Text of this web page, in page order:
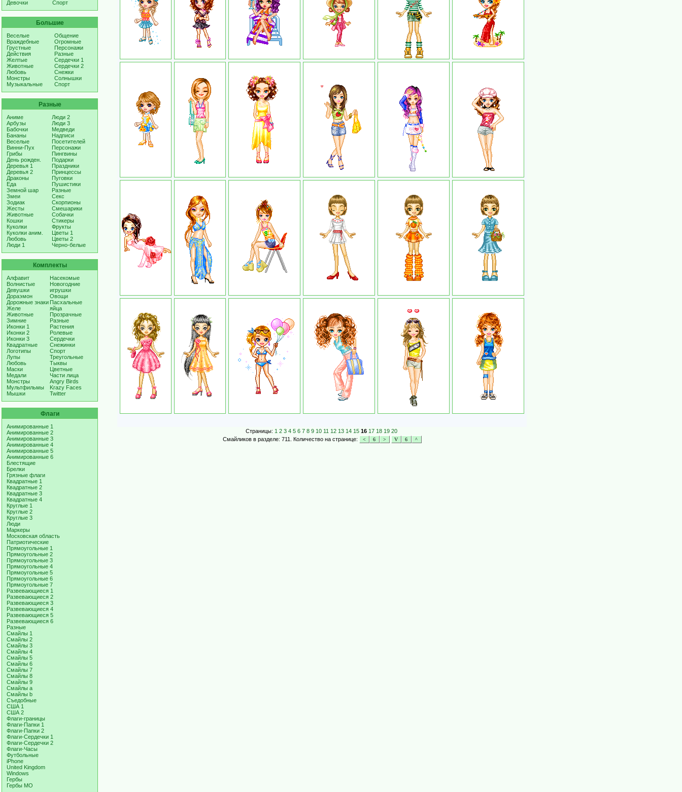
Девочки
Спорт
Большие
Веселые
Враждебные
Грустные
Действия
Желтые
Животные
Любовь
Монстры
Музыкальные
Общение
Огромные
Персонажи
Разные
Сердечки 1
Сердечки 2
Снежки
Солнышки
Спорт
Разные
Аниме
Арбузы
Бабочки
Бананы
Веселые
Винни-Пух
Грибы
День рожден.
Деревья 1
Деревья 2
Драконы
Еда
Земной шар
Змеи
Зодиак
Жесты
Животные
Кошки
Куколки
Куколки аним.
Любовь
Люди 1
Люди 2
Люди 3
Медведи
Надписи
Посетителей
Персонажи
Пингвины
Подарки
Праздники
Принцессы
Пуговки
Пушистики
Разные
Секс
Скорпионы
Смешарики
Собачки
Стикеры
Фрукты
Цветы 1
Цветы 2
Черно-белые
Комплекты
Алфавит
Волнистые
Девушки
Дораэмон
Дорожные знаки
Желе
Животные
Зимние
Иконки 1
Иконки 2
Иконки 3
Квадратные
Логотипы
Лупы
Любовь
Маски
Медали
Монстры
Мультфильмы
Мышки
Насекомые
Новогодние
игрушки
Овощи
Пасхальные
яйца
Прозрачные
Разные
Растения
Ролевые
Сердечки
Снежинки
Спорт
Треугольные
Тыквы
Цветные
Части лица
Angry Birds
Krazy Faces
Twitter
Флаги
Анимированные 1
Анимированные 2
Анимированные 3
Анимированные 4
Анимированные 5
Анимированные 6
Блестящие
Брелки
Грязные флаги
Квадратные 1
Квадратные 2
Квадратные 3
Квадратные 4
Круглые 1
Круглые 2
Круглые 3
Люди
Маркеры
Московская область
Патриотические
Прямоугольные 1
Прямоугольные 2
Прямоугольные 3
Прямоугольные 4
Прямоугольные 5
Прямоугольные 6
Прямоугольные 7
Развевающиеся 1
Развевающиеся 2
Развевающиеся 3
Развевающиеся 4
Развевающиеся 5
Развевающиеся 6
Разные
Смайлы 1
Смайлы 2
Смайлы 3
Смайлы 4
Смайлы 5
Смайлы 6
Смайлы 7
Смайлы 8
Смайлы 9
Смайлы a
Смайлы b
Съедобные
США 1
США 2
Флаги-границы
Флаги-Папки 1
Флаги-Папки 2
Флаги-Сердечки 1
Флаги-Сердечки 2
Флаги-Часы
Футбольные
iPhone
United Kingdom
Windows
Гербы
Гербы МО
Страницы: 1 2 3 4 5 6 7 8 9 10 11 12 13 14 15 16 17 18 19 20
Смайликов в разделе: 711. Количество на странице: